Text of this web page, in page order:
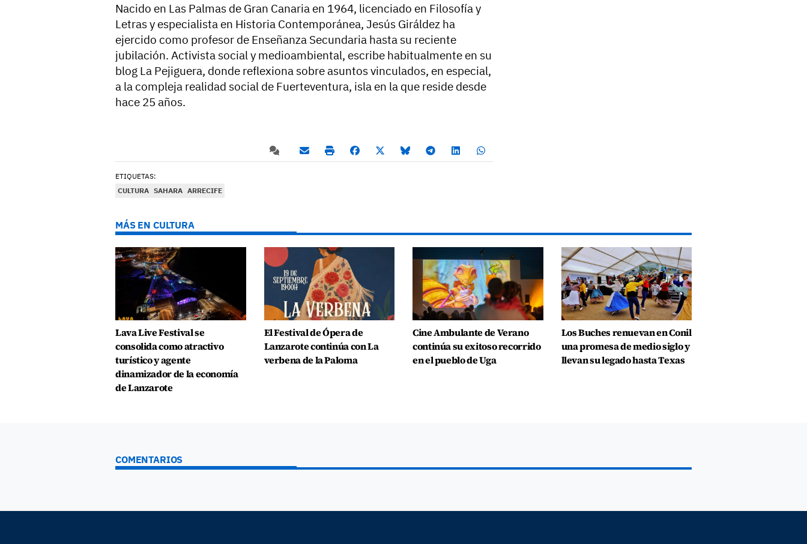
Nacido en Las Palmas de Gran Canaria en 1964, licenciado en Filosofía y
Letras y especialista en Historia Contemporánea, Jesús Giráldez ha
ejercido como profesor de Enseñanza Secundaria hasta su reciente
jubilación. Activista social y medioambiental, escribe habitualmente en su
blog La Pejiguera, donde reflexiona sobre asuntos vinculados, en especial,
a la compleja realidad social de Fuerteventura, isla en la que reside desde
hace 25 años.
ETIQUETAS:
CULTURA SAHARA ARRECIFE
MÁS EN CULTURA
Lava Live Festival se
consolida como atractivo
turístico y agente
dinamizador de la economía
de Lanzarote
El Festival de Ópera de
Lanzarote continúa con La
verbena de la Paloma
Cine Ambulante de Verano
continúa su exitoso recorrido
en el pueblo de Uga
Los Buches renuevan en Conil
una promesa de medio siglo y
llevan su legado hasta Texas
COMENTARIOS